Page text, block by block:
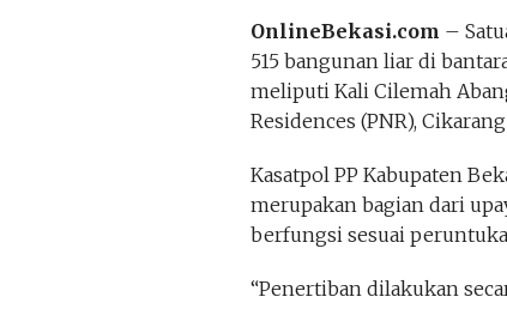
OnlineBekasi.com –
515 bangunan liar di
meliputi Kali Cilemah
Residences (PNR),
Kasatpol PP Kabupaten
merupakan bagian dari
berfungsi sesuai
“Penertiban dilakukan